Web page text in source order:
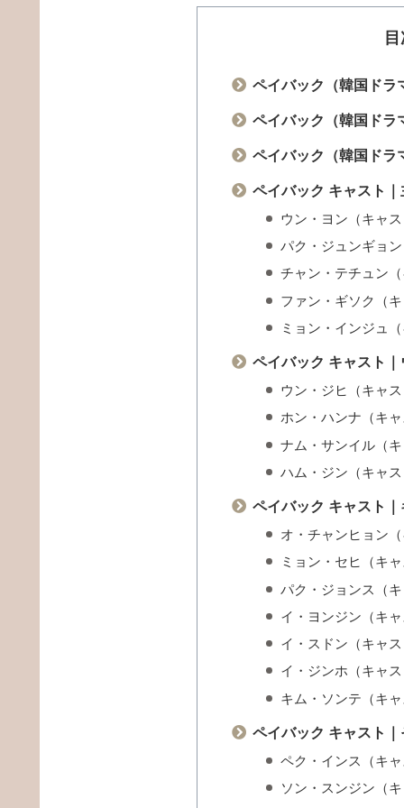
ペイバック（韓国ドラ
ペイバック（韓国ドラ
ペイバック（韓国ドラ
ペイバック キャスト
ウン・ヨン（キャ
パク・ジュンギョ
チャン・テチュン
ファン・ギソク（
ミョン・インジュ
ペイバック キャスト
ウン・ジヒ（キャ
ホン・ハンナ（キ
ナム・サンイル（
ハム・ジン（キャ
ペイバック キャスト
オ・チャンヒョン
ミョン・セヒ（キ
パク・ジョンス（
イ・ヨンジン（キ
イ・スドン（キャ
イ・ジンホ（キャ
キム・ソンテ（キ
ペイバック キャスト
ペク・インス（キ
ソン・スンジン（